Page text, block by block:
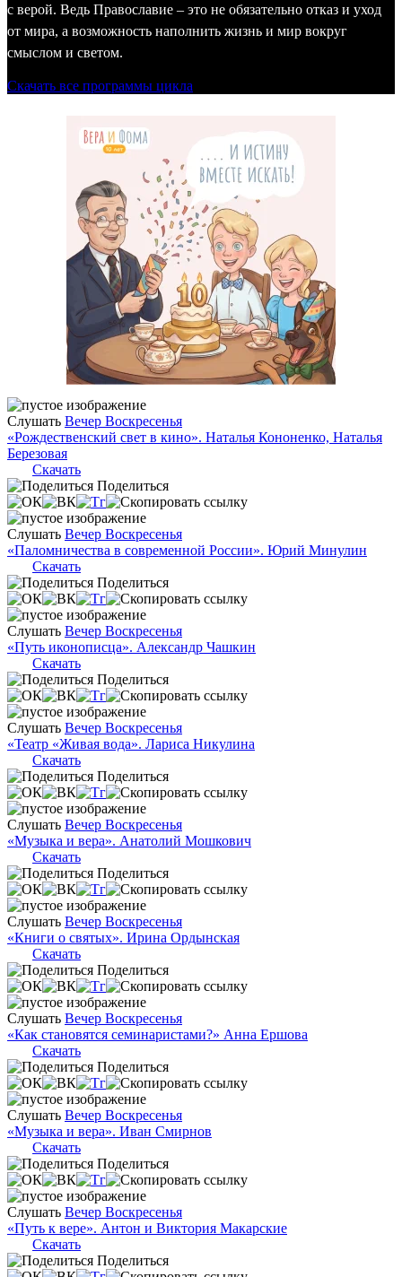
с верой. Ведь Православие – это не обязательно отказ и уход
от мира, а возможность наполнить жизнь и мир вокруг
смыслом и светом.
Скачать все программы цикла
Слушать Вечер Воскресенья
«Рождественский свет в кино». Наталья Кононенко, Наталья
Березовая
Скачать
Поделиться
Слушать Вечер Воскресенья
«Паломничества в современной России». Юрий Минулин
Скачать
Поделиться
Слушать Вечер Воскресенья
«Путь иконописца». Александр Чашкин
Скачать
Поделиться
Слушать Вечер Воскресенья
«Театр «Живая вода». Лариса Никулина
Скачать
Поделиться
Слушать Вечер Воскресенья
«Музыка и вера». Анатолий Мошкович
Скачать
Поделиться
Слушать Вечер Воскресенья
«Книги о святых». Ирина Ордынская
Скачать
Поделиться
Слушать Вечер Воскресенья
«Как становятся семинаристами?» Анна Ершова
Скачать
Поделиться
Слушать Вечер Воскресенья
«Музыка и вера». Иван Смирнов
Скачать
Поделиться
Слушать Вечер Воскресенья
«Путь к вере». Антон и Виктория Макарские
Скачать
Поделиться